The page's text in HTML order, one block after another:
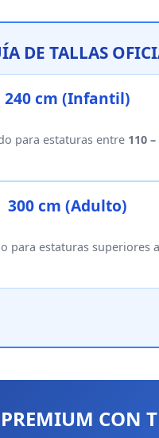
DE TALLAS
240 cm (Infantil)
para estaturas entre 110
300 cm (Adulto)
para estaturas superiores a
CON